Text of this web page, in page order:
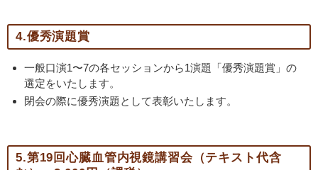
4.優秀演題賞
一般口演1〜7の各セッションから1演題「優秀演題賞」の
選定をいたします。
閉会の際に優秀演題として表彰いたします。
5.第19回心臓血管内視鏡講習会（テキスト代含